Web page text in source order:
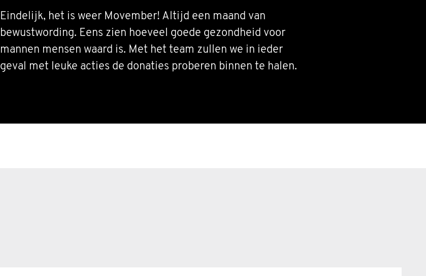
Eindelijk, het is weer Movember! Altijd een maand van
bewustwording. Eens zien hoeveel goede gezondheid voor
mannen mensen waard is. Met het team zullen we in ieder
geval met leuke acties de donaties proberen binnen te halen.